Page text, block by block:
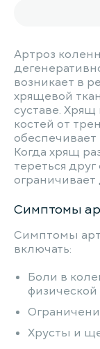
Артроз
возникает в
хрящевой
суставе.
костей от
обеспечивает
Когда хрящ
тереться
Симптомы
Симптомы
включать:
Боли в
физической
Хрусты и